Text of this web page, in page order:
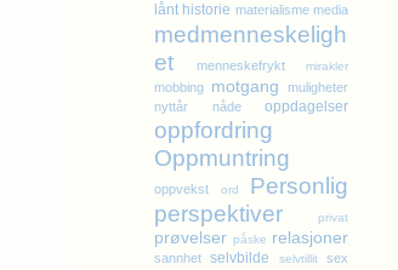
lånt historie materialisme media
medmenneskeligh
et
menneskefrykt mirakler
mobbing motgang
muligheter
nyttår
nåde oppdagelser
oppfordring
Oppmuntring
oppvekst ord
Personlig
perspektiver
privat
prøvelser påske relasjoner
sannhet selvbilde selvtillit
sex